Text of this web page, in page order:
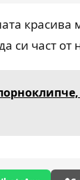
красива
си част